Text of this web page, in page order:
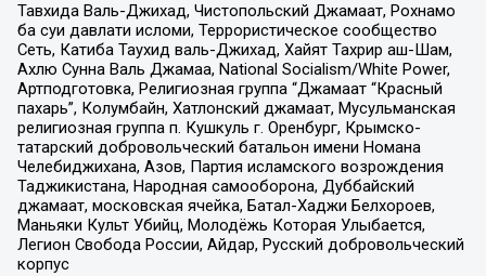
Тавхида Валь-Джихад, Чистопольский Джамаат, Рохнамо
ба суи давлати исломи, Террористическое сообщество
Сеть, Катиба Таухид валь-Джихад, Хайят Тахрир аш-Шам,
Ахлю Сунна Валь Джамаа, National Socialism/White Power,
Артподготовка, Религиозная группа “Джамаат “Красный
пахарь”, Колумбайн, Хатлонский джамаат, Мусульманская
религиозная группа п. Кушкуль г. Оренбург, Крымско-
татарский добровольческий батальон имени Номана
Челебиджихана, Азов, Партия исламского возрождения
Таджикистана, Народная самооборона, Дуббайский
джамаат, московская ячейка, Батал-Хаджи Белхороев,
Маньяки Культ Убийц, Молодёжь Которая Улыбается,
Легион Свобода России, Айдар, Русский добровольческий
корпус